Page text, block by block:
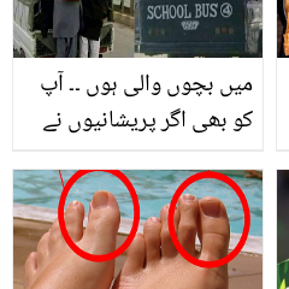
میں بچوں والی ہوں ۔۔ آپ
کو بھی اگر پریشانیوں نے
وائرل تصاویر کو ہماری نظر
سے جو چہرے پر مسکرہٹ
لے آئیں گی